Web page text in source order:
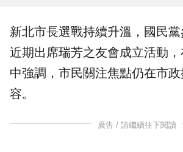
新北市長選戰持續升溫， 國民黨
近期出席瑞芳之友會成立活動
中強調，市民關注焦點仍在市
容。
廣告 / 請繼續往下閱讀